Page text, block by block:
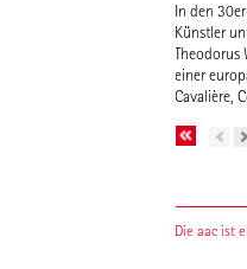
In den
Künstler
Theodorus
einer
Cavalière,
Die aac ist